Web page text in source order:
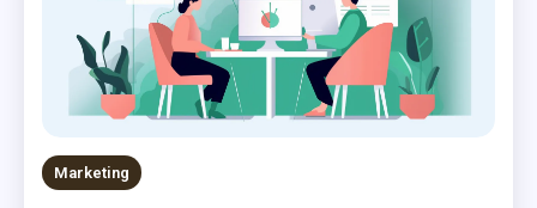
Marketing